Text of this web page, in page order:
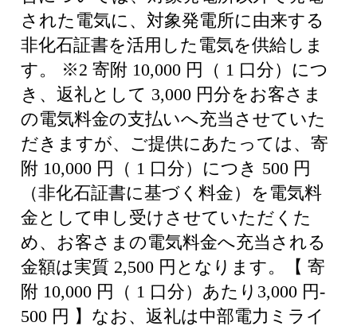
された電気に、対象発電所に由来する
非化石証書を活用した電気を供給しま
す。 ※2 寄附 10,000 円（ 1 口分）につ
き、返礼として 3,000 円分をお客さま
の電気料金の支払いへ充当させていた
だきますが、ご提供にあたっては、寄
附 10,000 円（ 1 口分）につき 500 円
（非化石証書に基づく料金）を電気料
金として申し受けさせていただくた
め、お客さまの電気料金へ充当される
金額は実質 2,500 円となります。【 寄
附 10,000 円（ 1 口分）あたり3,000 円-
500 円 】なお、返礼は中部電力ミライ